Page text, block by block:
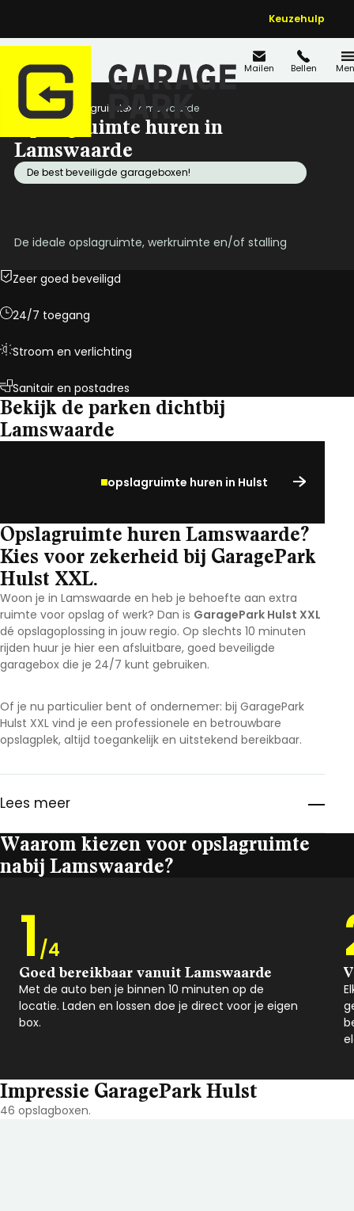
Keuzehulp
Mailen Bellen
Home Opslagruimte Lamswaarde
Opslagruimte huren in
Lamswaarde
De best beveiligde garageboxen!
De ideale opslagruimte, werkruimte en/of stalling
Zeer goed beveiligd
24/7 toegang
Stroom en verlichting
Sanitair en postadres
Bekijk de parken dichtbij
Lamswaarde
opslagruimte huren in Hulst
Opslagruimte huren Lamswaarde?
Kies voor zekerheid bij GaragePark
Hulst XXL.
Woon je in Lamswaarde en heb je behoefte aan extra
ruimte voor opslag of werk? Dan is GaragePark Hulst XXL
dé opslagoplossing in jouw regio. Op slechts 10 minuten
rijden huur je hier een afsluitbare, goed beveiligde
garagebox die je 24/7 kunt gebruiken.
Of je nu particulier bent of ondernemer: bij GaragePark
Hulst XXL vind je een professionele en betrouwbare
opslagplek, altijd toegankelijk en uitstekend bereikbaar.
Lees meer
Waarom kiezen voor opslagruimte
nabij Lamswaarde?
1 /4
Goed bereikbaar vanuit Lamswaarde
Met de auto ben je binnen 10 minuten op de
locatie. Laden en lossen doe je direct voor je eigen
box.
Impressie GaragePark Hulst
46 opslagboxen.